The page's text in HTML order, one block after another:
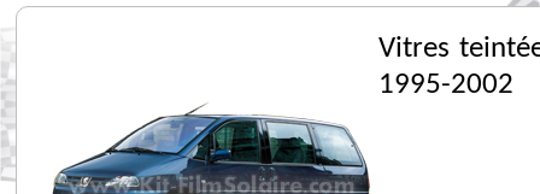
Vitres
1995-2002